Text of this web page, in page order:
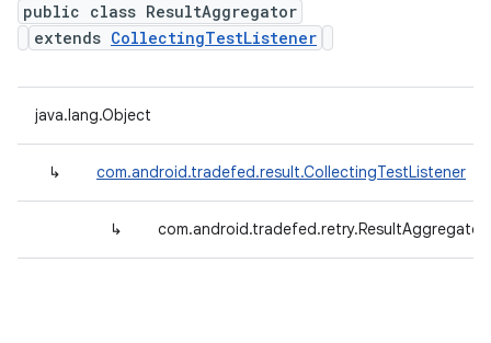
public class ResultAggregator
extends CollectingTestListener
java.lang.Object
↳ com.android.tradefed.result.CollectingTestListener
↳ com.android.tradefed.retry.ResultAggregator